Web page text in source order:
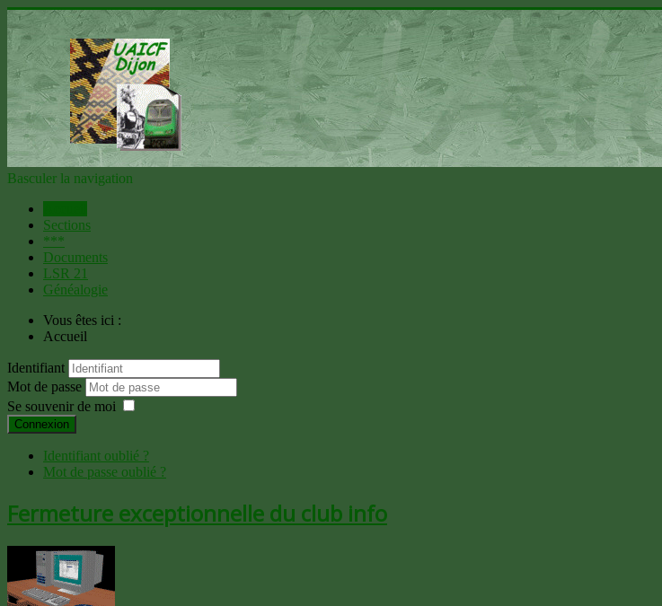
Basculer la navigation
Sections
***
Documents
LSR 21
Généalogie
Vous êtes ici :
Accueil
Identifiant
Mot de passe
Se souvenir de moi
Connexion
Identifiant oublié ?
Mot de passe oublié ?
Fermeture exceptionnelle du club info